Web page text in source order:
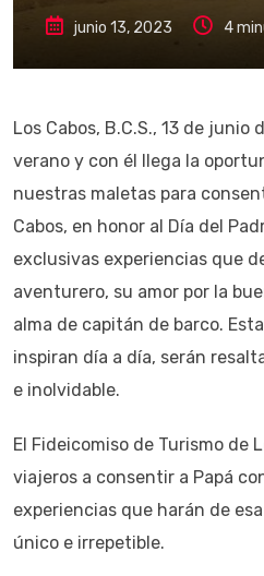
junio 13, 2023 4
Los Cabos, B.C.S., 13 de junio
verano y con él llega la
nuestras maletas para
Cabos, en honor al Día del
exclusivas experiencias que
aventurero, su amor por la
alma de capitán de barco.
inspiran día a día, serán
e inolvidable.
El Fideicomiso de Turismo de
viajeros a consentir a Papá
experiencias que harán de
único e irrepetible.